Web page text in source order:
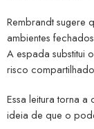
Rembrandt sugere
ambientes
A espada substitui
risco
Essa leitura torna a
ideia de que o